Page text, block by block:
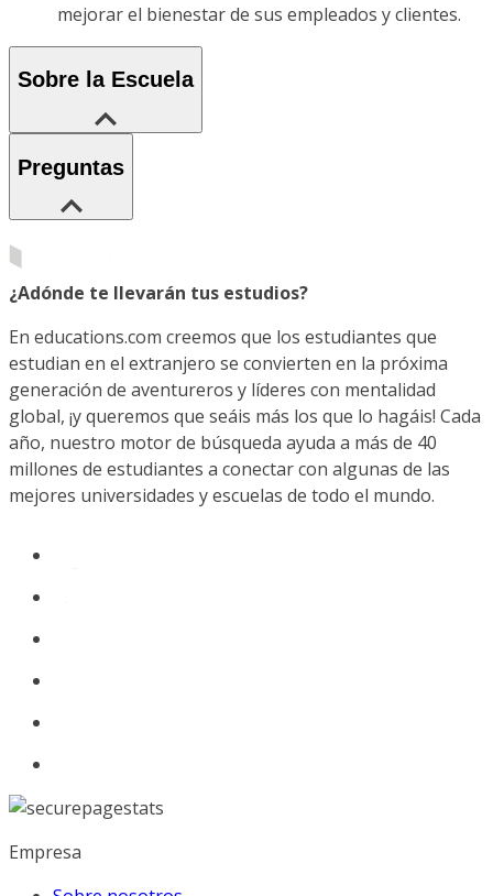
mejorar el bienestar de sus empleados y clientes.
Sobre la Escuela
Preguntas
¿Adónde te llevarán tus estudios?
En educations.com creemos que los estudiantes que
estudian en el extranjero se convierten en la próxima
generación de aventureros y líderes con mentalidad
global, ¡y queremos que seáis más los que lo hagáis! Cada
año, nuestro motor de búsqueda ayuda a más de 40
millones de estudiantes a conectar con algunas de las
mejores universidades y escuelas de todo el mundo.
Empresa